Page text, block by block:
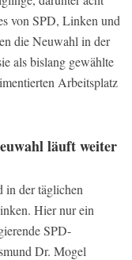
von SPD, Linken und
die Neuwahl in der
als bislang gewählte
Arbeitsplatz
läuft weiter
in der täglichen
Hier nur ein
SPD-
Dr. Mogel